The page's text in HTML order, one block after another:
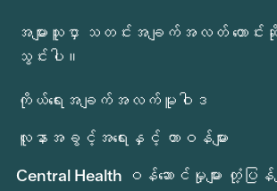
အများသူငှာ သတင်းအချက်အလတ် တော
သွင်းပါ။
ကိုယ်ရေးအချက်အလက်မူဝါဒ
လူနာအခွင့်အရေးနှင့် တာဝန်များ
Central Health ဝန်ဆောင်မှုများ တုံ့ပြ